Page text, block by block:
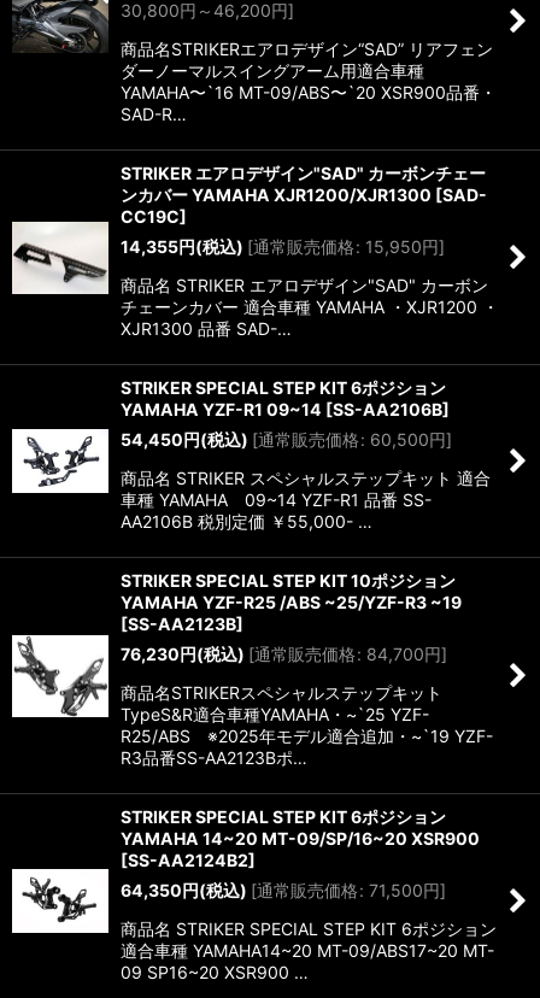
30,800円 ～46,200円]
商品名STRIKERエアロデザイン“SAD” リアフェン
ダーノーマルスイングアーム用適合車種
YAMAHA〜`16 MT-09/ABS〜`20 XSR900品番・
SAD-R…
STRIKER エアロデザイン"SAD" カーボンチェー
ンカバー YAMAHA XJR1200/XJR1300 [SAD-
CC19C]
14,355円(税込) [通常販売価格: 15,950円]
商品名 STRIKER エアロデザイン"SAD" カーボン
チェーンカバー 適合車種 YAMAHA ・XJR1200 ・
XJR1300 品番 SAD-…
STRIKER SPECIAL STEP KIT 6ポジション
YAMAHA YZF-R1 09~14 [SS-AA2106B]
54,450 円(税込) [通常販売価格: 60,500円]
商品名 STRIKER スペシャルステップキット 適合
車種 YAMAHA 09~14 YZF-R1 品番 SS-
AA2106B 税別定価 ￥55,000- …
STRIKER SPECIAL STEP KIT 10ポジション
YAMAHA YZF-R25 /ABS ~25/YZF-R3 ~19
[SS-AA2123B]
76,230 円(税込) [通常販売価格: 84,700円]
商品名STRIKERスペシャルステップキット
TypeS&R適合車種YAMAHA・~`25 YZF-
R25/ABS ※2025年モデル適合追加・~`19 YZF-
R3品番SS-AA2123Bポ…
STRIKER SPECIAL STEP KIT 6ポジション
YAMAHA 14~20 MT-09/SP/16~20 XSR900
[SS-AA2124B2]
64,350 円(税込) [通常販売価格: 71,500円]
商品名 STRIKER SPECIAL STEP KIT 6ポジション
適合車種 YAMAHA14~20 MT-09/ABS17~20 MT-
09 SP16~20 XSR900 …